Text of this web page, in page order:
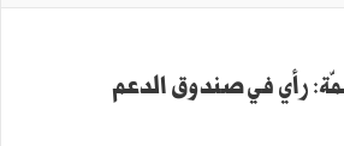
رأي في صندوق الدعم